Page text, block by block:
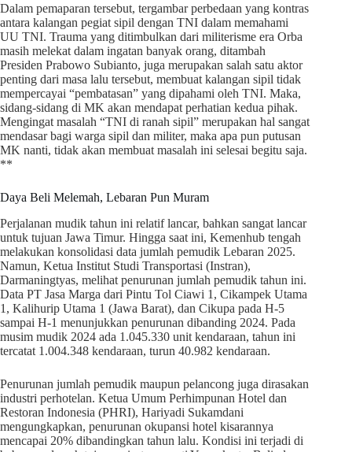
Dalam pemaparan tersebut, tergambar perbedaan yang kontras
antara kalangan pegiat sipil dengan TNI dalam memahami
UU TNI. Trauma yang ditimbulkan dari militerisme era Orba
masih melekat dalam ingatan banyak orang, ditambah
Presiden Prabowo Subianto, juga merupakan salah satu aktor
penting dari masa lalu tersebut, membuat kalangan sipil tidak
mempercayai “pembatasan” yang dipahami oleh TNI. Maka,
sidang-sidang di MK akan mendapat perhatian kedua pihak.
Mengingat masalah “TNI di ranah sipil” merupakan hal sangat
mendasar bagi warga sipil dan militer, maka apa pun putusan
MK nanti, tidak akan membuat masalah ini selesai begitu saja.
**
Daya Beli Melemah, Lebaran Pun Muram
Perjalanan mudik tahun ini relatif lancar, bahkan sangat lancar
untuk tujuan Jawa Timur. Hingga saat ini, Kemenhub tengah
melakukan konsolidasi data jumlah pemudik Lebaran 2025.
Namun, Ketua Institut Studi Transportasi (Instran),
Darmaningtyas, melihat penurunan jumlah pemudik tahun ini.
Data PT Jasa Marga dari Pintu Tol Ciawi 1, Cikampek Utama
1, Kalihurip Utama 1 (Jawa Barat), dan Cikupa pada H-5
sampai H-1 menunjukkan penurunan dibanding 2024. Pada
musim mudik 2024 ada 1.045.330 unit kendaraan, tahun ini
tercatat 1.004.348 kendaraan, turun 40.982 kendaraan.
Penurunan jumlah pemudik maupun pelancong juga dirasakan
industri perhotelan. Ketua Umum Perhimpunan Hotel dan
Restoran Indonesia (PHRI), Hariyadi Sukamdani
mengungkapkan, penurunan okupansi hotel kisarannya
mencapai 20% dibandingkan tahun lalu. Kondisi ini terjadi di